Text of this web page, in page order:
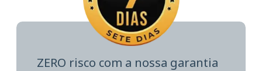
ZERO risco com a nossa garantia